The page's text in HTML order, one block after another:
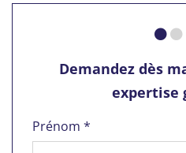
Demandez dès
expertise
Prénom *